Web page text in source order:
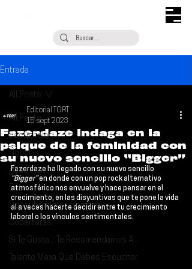
Entrada
All Posts
Escúchalo
Noticias
¿Qué Plan?
Entrevistas
Descubrimiento Semanal
Coberturas
Si Te Gusta... Te Recomendamos A...
Talento Mexa Que Debes Escuchar
All Posts
Fazerdaze indaga en la
psique de la feminidad con
su nuevo sencillo “Bigger”
Editorial TORT
15 sept 2023
Fazerdaze ha llegado con su nuevo sencillo
“Bigger” en donde con un pop rock alternativo
atmosférico nos envuelve y hace pensar en el
crecimiento, en las disyuntivas que te pone la vida
al a veces hacerte decidir entre tu crecimiento
laboral o los vínculos sentimentales.